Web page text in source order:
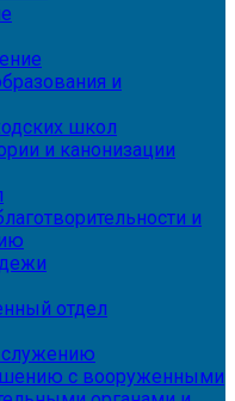
и
школ
и канонизации
и
отдел
с вооруженными